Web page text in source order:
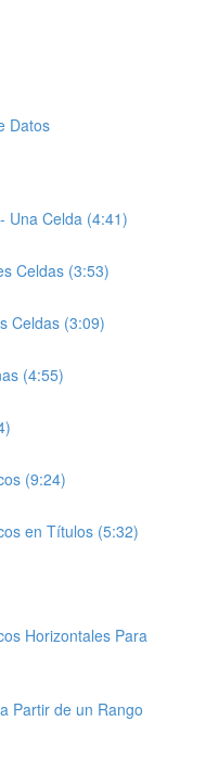
Datos
Una Celda (4:41)
Celdas (3:53)
Celdas (3:09)
(4:55)
(9:24)
en Títulos (5:32)
Horizontales Para
Partir de un Rango